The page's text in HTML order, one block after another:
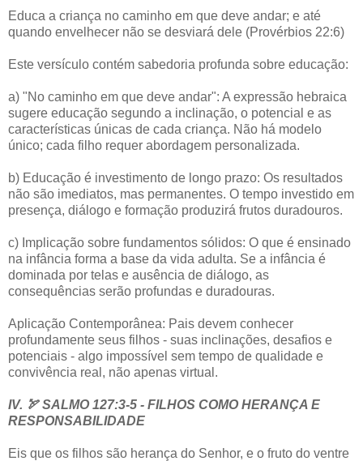
Educa a criança no caminho em que deve andar; e até
quando envelhecer não se desviará dele (Provérbios 22:6)
Este versículo contém sabedoria profunda sobre educação:
a) "No caminho em que deve andar": A expressão hebraica
sugere educação segundo a inclinação, o potencial e as
características únicas de cada criança. Não há modelo
único; cada filho requer abordagem personalizada.
b) Educação é investimento de longo prazo: Os resultados
não são imediatos, mas permanentes. O tempo investido em
presença, diálogo e formação produzirá frutos duradouros.
c) Implicação sobre fundamentos sólidos: O que é ensinado
na infância forma a base da vida adulta. Se a infância é
dominada por telas e ausência de diálogo, as
consequências serão profundas e duradouras.
Aplicação Contemporânea: Pais devem conhecer
profundamente seus filhos - suas inclinações, desafios e
potenciais - algo impossível sem tempo de qualidade e
convivência real, não apenas virtual.
IV. 🏹 SALMO 127:3-5 - FILHOS COMO HERANÇA E
RESPONSABILIDADE
Eis que os filhos são herança do Senhor, e o fruto do ventre